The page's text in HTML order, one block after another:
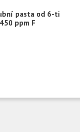
pasta od 6-ti
ppm F